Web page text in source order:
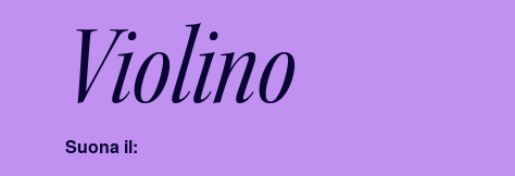
Violino
Suona il: